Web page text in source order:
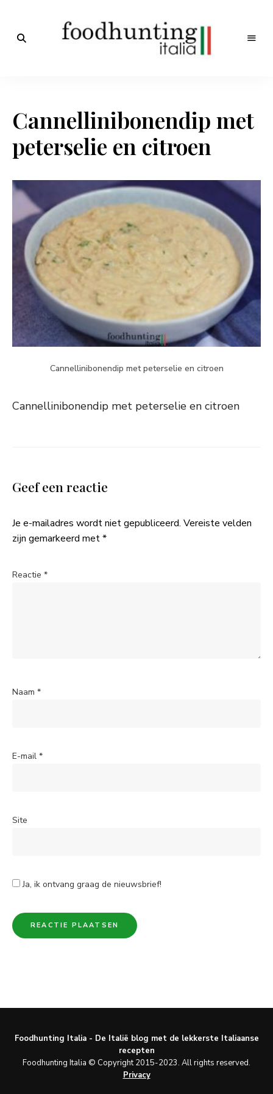
Italia
van
Italië!
beste
Italiaanse
recepten
Cannellinibonendip met
peterselie en citroen
Cannellinibonendip met peterselie en citroen
Cannellinibonendip met peterselie en citroen
Geef een reactie
Je e-mailadres wordt niet gepubliceerd. Vereiste velden
zijn gemarkeerd met*
Reactie *
Naam *
E-mail *
Site
Ja, ik ontvang graag de nieuwsbrief!
Foodhunting Italia - De Italië blog met de lekkerste Italiaanse
recepten
Foodhunting Italia © Copyright 2015-2023. All rights reserved.
Privacy